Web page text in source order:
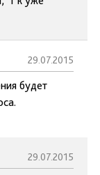
29.07.2015
будет
29.07.2015